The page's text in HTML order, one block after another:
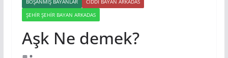
ŞEHIR ŞEHIR BAYAN ARKADAS
Aşk Ne demek?